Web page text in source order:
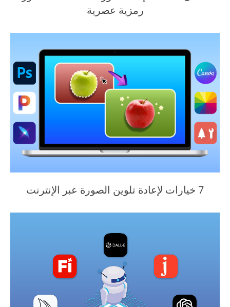
رمزية عصرية
7 خيارات لإعادة تلوين الصورة عبر الإنترنت